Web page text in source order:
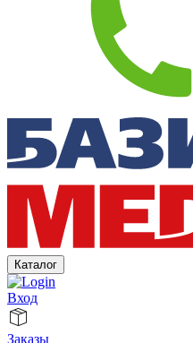
Каталог
Вход
Заказы